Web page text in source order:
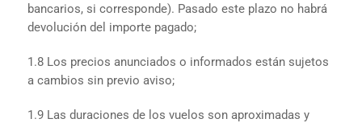
bancarios, si corresponde). Pasado este plazo no habrá
devolución del importe pagado;
1.8 Los precios anunciados o informados están sujetos
a cambios sin previo aviso;
1.9 Las duraciones de los vuelos son aproximadas y